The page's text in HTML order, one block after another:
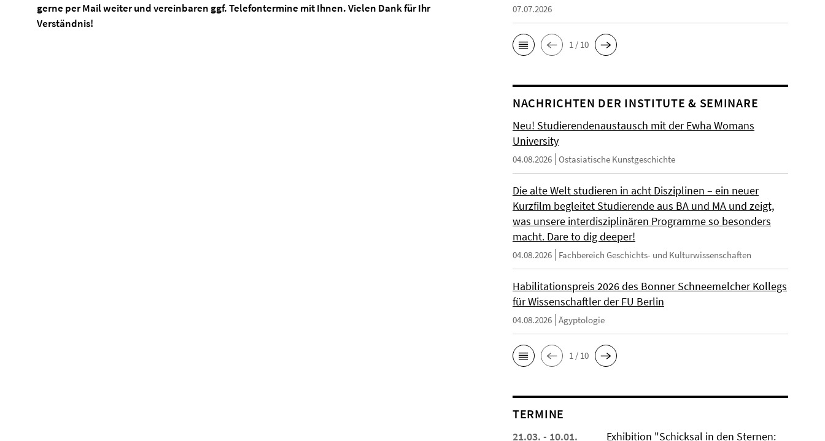
gerne per Mail weiter und vereinbaren ggf. Telefontermine mit Ihnen. Vielen Dank für Ihr
Verständnis!
07.07.2026
1 / 10
NACHRICHTEN DER INSTITUTE & SEMINARE
Neu! Studierendenaustausch mit der Ewha Womans
University
04.08.2026 Ostasiatische Kunstgeschichte
Die alte Welt studieren in acht Disziplinen – ein neuer
Kurzfilm begleitet Studierende aus BA und MA und zeigt,
was unsere interdisziplinären Programme so besonders
macht. Dare to dig deeper!
04.08.2026 Fachbereich Geschichts- und Kulturwissenschaften
Habilitationspreis 2026 des Bonner Schneemelcher Kollegs
für Wissenschaftler der FU Berlin
04.08.2026 Ägyptologie
1 / 10
TERMINE
21.03. - 10.01.
Exhibition "Schicksal in den Sternen: